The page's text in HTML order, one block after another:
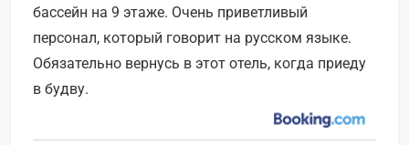
бассейн на 9 этаже. Очень приветливый
персонал, который говорит на русском языке.
Обязательно вернусь в этот отель, когда приеду
в будву.